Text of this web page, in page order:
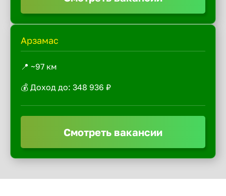
Арзамас
📍 ~97 км
💰 Доход до: 348 936 ₽
Смотреть вакансии